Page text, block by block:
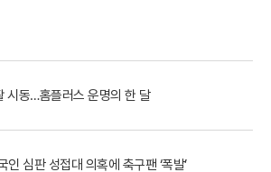
시동…홈플러스 운명의 한 달
인 심판 성접대 의혹에 축구팬 ‘폭발’